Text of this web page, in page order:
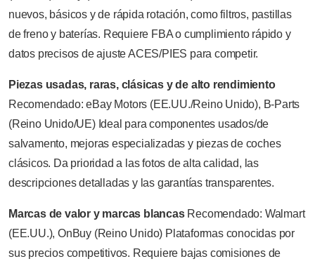
nuevos, básicos y de rápida rotación, como filtros, pastillas
de freno y baterías. Requiere FBA o cumplimiento rápido y
datos precisos de ajuste ACES/PIES para competir.
Piezas usadas, raras, clásicas y de alto rendimiento
Recomendado: eBay Motors (EE.UU./Reino Unido), B-Parts
(Reino Unido/UE) Ideal para componentes usados/de
salvamento, mejoras especializadas y piezas de coches
clásicos. Da prioridad a las fotos de alta calidad, las
descripciones detalladas y las garantías transparentes.
Marcas de valor y marcas blancasRecomendado: Walmart
(EE.UU.), OnBuy (Reino Unido) Plataformas conocidas por
sus precios competitivos. Requiere bajas comisiones de